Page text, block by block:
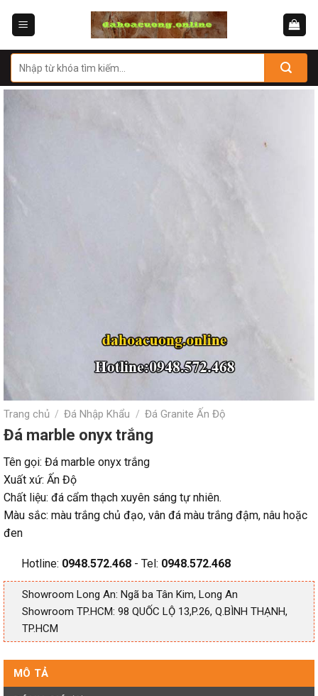
Tìm
kiếm:
Trang chủ / Đá Nhập Khẩu / Đá Granite Ấn Độ
Đá marble onyx trắng
Tên gọi: Đá marble onyx trắng
Xuất xứ: Ấn Độ
Chất liệu: đá cẩm thạch xuyên sáng tự nhiên.
Màu sắc: màu trắng chủ đạo, vân đá màu trắng đậm, nâu hoặc
đen
Hotline: 0948.572.468 - Tel: 0948.572.468
Showroom Long An: Ngã ba Tân Kim, Long An
Showroom TP.HCM: 98 QUỐC LỘ 13,P.26, Q.BÌNH THẠNH,
TP.HCM
MÔ TẢ